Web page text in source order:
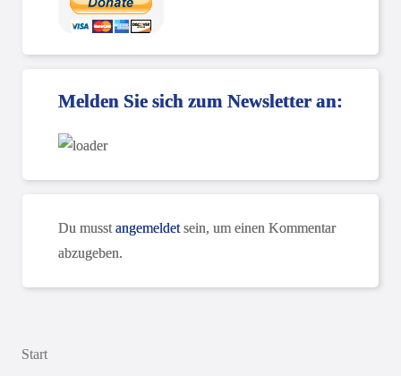
Melden Sie sich zum Newsletter an:
Du musst angemeldetsein, um einen Kommentar
abzugeben.
Start